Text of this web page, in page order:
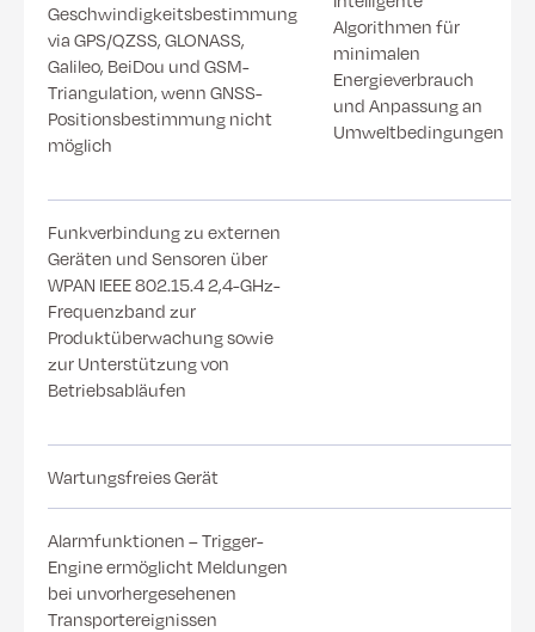
Geschwindigkeitsbestimmung
via GPS/QZSS, GLONASS,
Galileo, BeiDou und GSM-
Triangulation, wenn GNSS-
Positionsbestimmung nicht
möglich
Algorithmen für
minimalen
Energieverbrauch
und Anpassung an
Umweltbedingungen
Funkverbindung zu externen
Geräten und Sensoren über
WPAN IEEE 802.15.4 2,4-GHz-
Frequenzband zur
Produktüberwachung sowie
zur Unterstützung von
Betriebsabläufen
Wartungsfreies Gerät
Alarmfunktionen – Trigger-
Engine ermöglicht Meldungen
bei unvorhergesehenen
Transportereignissen